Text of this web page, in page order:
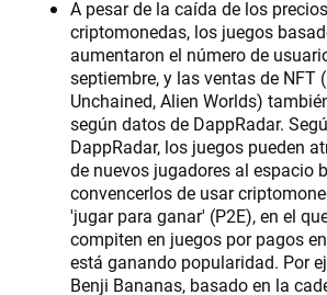
A pesar de la caída de los
criptomonedas, los juegos
aumentaron el número de
septiembre, y las ventas de NFT
Unchained, Alien Worlds)
según datos de DappRadar.
DappRadar, los juegos pueden
de nuevos jugadores al espacio
convencerlos de usar
'jugar para ganar' (P2E), en el
compiten en juegos por pagos
está ganando popularidad. Por
Benji Bananas, basado en la